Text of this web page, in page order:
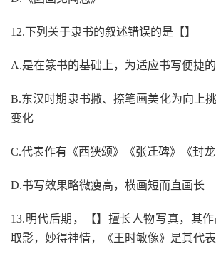
12.下列关于隶书的叙述错误的是【】
A.是在篆书的基础上，为适应书写便捷
B.东汉时期隶书撇、捺笔画美化为向上
变化
C.代表作有《西狭颂》《张迁碑》《封
D.书写效果略微瘦高，横画短而直画长
13.明代后期，【】擅长人物写真，其
取影，妙得神情，《王时敏像》是其代表